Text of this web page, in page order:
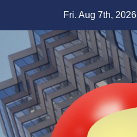
content
Fri. Aug 7th, 2026